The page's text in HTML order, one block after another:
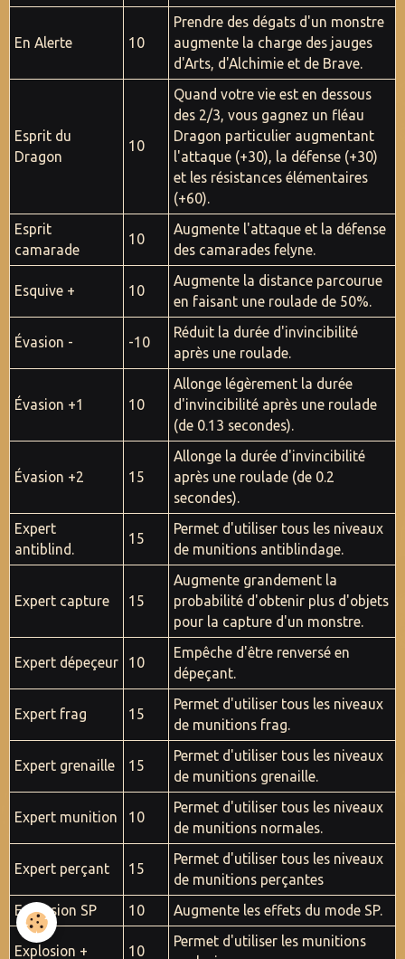
En Alerte 10
Prendre des dégats d'un monstre
augmente la charge des jauges
d'Arts, d'Alchimie et de Brave.
Esprit du
Dragon
10
Quand votre vie est en dessous
des 2/3, vous gagnez un fléau
Dragon particulier augmentant
l'attaque (+30), la défense (+30)
et les résistances élémentaires
(+60).
Esprit
camarade
10
Augmente l'attaque et la défense
des camarades felyne.
Esquive + 10
Augmente la distance parcourue
en faisant une roulade de 50%.
Évasion - -10
Réduit la durée d'invincibilité
après une roulade.
Évasion +1 10
Allonge légèrement la durée
d'invincibilité après une roulade
(de 0.13 secondes).
Évasion +2 15
Allonge la durée d'invincibilité
après une roulade (de 0.2
secondes).
Expert
antiblind.
15
Permet d'utiliser tous les niveaux
de munitions antiblindage.
Expert capture 15
Augmente grandement la
probabilité d'obtenir plus d'objets
pour la capture d'un monstre.
Expert dépeçeur 10
Empêche d'être renversé en
dépeçant.
Expert frag 15
Permet d'utiliser tous les niveaux
de munitions frag.
Expert grenaille 15
Permet d'utiliser tous les niveaux
de munitions grenaille.
Expert munition 10
Permet d'utiliser tous les niveaux
de munitions normales.
Expert perçant 15
Permet d'utiliser tous les niveaux
de munitions perçantes
Extension SP
10 Augmente les effets du mode SP.
Explosion + 10
Permet d'utiliser les munitions